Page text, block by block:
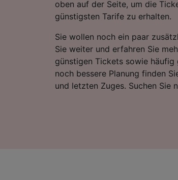
oben auf der Seite, um die
günstigsten Tarife zu erhalten.
Sie wollen noch ein paar
Sie weiter und erfahren Sie
günstigen Tickets sowie häufig
noch bessere Planung finden
und letzten Zuges. Suchen Sie